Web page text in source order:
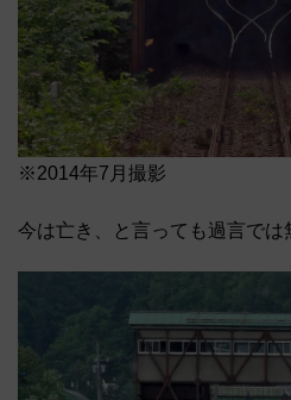
※2014年7月撮影
今は亡き、と言っても過言では